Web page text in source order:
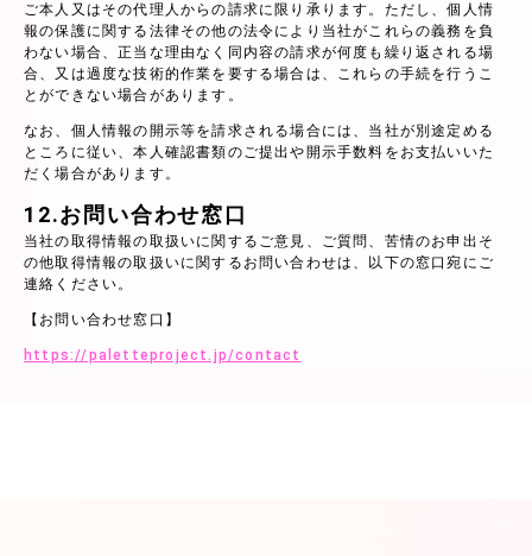
ご本人又はその代理人からの請求に限り承ります。ただし、個人情
報の保護に関する法律その他の法令により当社がこれらの義務を負
わない場合、正当な理由なく同内容の請求が何度も繰り返される場
合、又は過度な技術的作業を要する場合は、これらの手続を行うこ
とができない場合があります。
なお、個人情報の開示等を請求される場合には、当社が別途定める
ところに従い、本人確認書類のご提出や開示手数料をお支払いいた
だく場合があります。
12.お問い合わせ窓口
当社の取得情報の取扱いに関するご意見、ご質問、苦情のお申出そ
の他取得情報の取扱いに関するお問い合わせは、以下の窓口宛にご
連絡ください。
【お問い合わせ窓口】
https://paletteproject.jp/contact